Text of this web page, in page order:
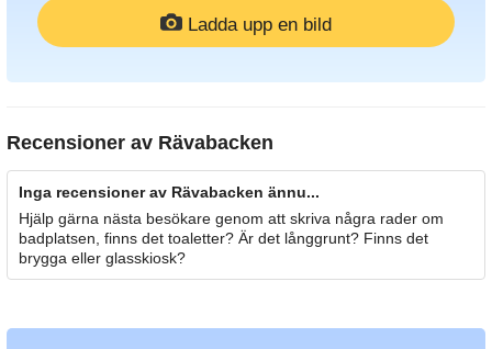
Ladda upp en bild
Recensioner av Rävabacken
Inga recensioner av Rävabacken ännu...
Hjälp gärna nästa besökare genom att skriva några rader om
badplatsen, finns det toaletter? Är det långgrunt? Finns det
brygga eller glasskiosk?